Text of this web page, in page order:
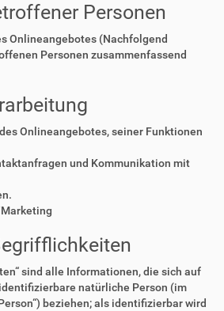
Personen
Onlineangebotes (Nachfolgend
Personen zusammenfassend
Onlineangebotes, seiner Funktionen
und Kommunikation mit
sind alle Informationen, die sich auf
natürliche Person (im
beziehen; als identifizierbar wird